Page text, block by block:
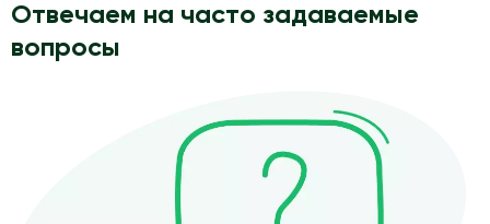
Отвечаем на часто задаваемые
вопросы